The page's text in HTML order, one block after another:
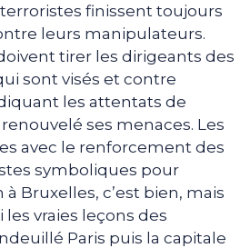
finissent toujours
leurs manipulateurs.
tirer les dirigeants des
sont visés et contre
les attentats de
ses menaces. Les
avec le renforcement des
symboliques pour
Bruxelles, c’est bien, mais
vraies leçons des
Paris puis la capitale